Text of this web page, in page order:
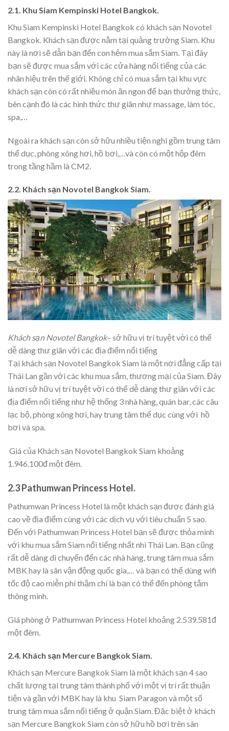
2.1. Khu Siam Kempinski Hotel Bangkok.
Khu Siam Kempinski Hotel Bangkok có khách sạn Novotel
Bangkok. Khách sạn được nằm tại quảng trường Siam. Khu
này là nơi sẽ dẫn bạn đến con hẻm mua sắm Siam. Tại đây
bạn sẽ được mua sắm với các cửa hàng nổi tiếng của các
nhãn hiệu trên thế giới. Không chỉ có mua sắm tại khu vực
khách sạn còn có rất nhiều món ăn ngon để bạn thưởng thức,
bên cạnh đó là các hình thức thư giãn như massage, làm tóc,
spa,…
Ngoài ra khách sạn còn sở hữu nhiều tiện nghi gồm trung tâm
thể dục, phòng xông hơi, hồ bơi,…và còn có một hộp đêm
trong tầng hầm là CM2.
2.2. Khách sạn Novotel Bangkok Siam.
Khách sạn Novotel Bangkok– sở hữu vị trí tuyệt vời có thể
dễ dàng thư giãn với các địa điểm nổi tiếng
Tại khách sạn Novotel Bangkok Siam là một nơi đẳng cấp tại
Thái Lan gần với các khu mua sắm, thương mại của Siam. Đây
là nơi sở hữu vị trí tuyệt vời có thể dễ dàng thư giãn với các
địa điểm nổi tiếng như hệ thống 3 nhà hàng, quán bar, các câu
lạc bộ, phòng xông hơi, hay trung tâm thể dục cùng với hồ
bơi và spa.
Giá của Khách sạn Novotel Bangkok Siam khoảng
1.946.100đ một đêm.
2.3 Pathumwan Princess Hotel.
Pathumwan Princess Hotel là một khách sạn được đánh giá
cao về địa điểm cùng với các dịch vụ với tiêu chuẩn 5 sao.
Đến với Pathumwan Princess Hotel bạn sẽ được thỏa mình
với khu mua sắm Siam nổi tiếng nhất nhì Thái Lan. Bạn cũng
rất dễ dàng di chuyển đến các nhà hàng, trung tâm mua sắm
MBK hay là sân vận động quốc gia,… và bạn có thể dùng wifi
tốc độ cao miễn phí thậm chí là bạn có thể đến phòng tắm
thông minh.
Giá phòng ở Pathumwan Princess Hotel khoảng 2.539.581đ
một đêm.
2.4. Khách sạn Mercure Bangkok Siam.
Khách sạn Mercure Bangkok Siam là một khách sạn 4 sao
chất lượng tại trung tâm thành phố với một vị trí rất thuận
tiện và gần với MBK hay là khu Siam Paragon và một số
trung tâm mua sắm nổi tiếng ở quận Siam. Đặc biệt ở khách
sạn Mercure Bangkok Siam còn sở hữu hồ bơi trên sân